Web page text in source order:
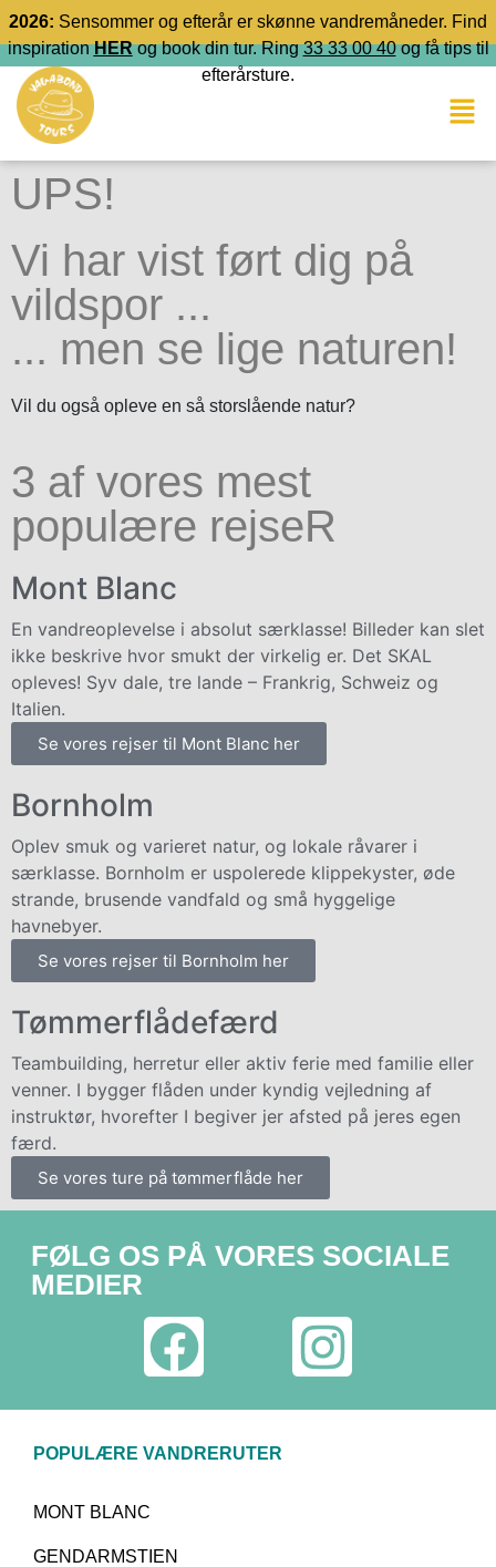
2026: Sensommer og efterår er skønne vandremåneder. Find
inspiration HERog book din tur. Ring33 33 00 40 og få tips til
efterårsture.
UPS!
Vi har vist ført dig på
vildspor ...
... men se lige naturen!
Vil du også opleve en så storslående natur?
3 af vores mest
populære rejseR
Mont Blanc
En vandreoplevelse i absolut særklasse! Billeder kan slet
ikke beskrive hvor smukt der virkelig er. Det SKAL
opleves! Syv dale, tre lande – Frankrig, Schweiz og
Italien.
Se vores rejser til Mont Blanc her
Bornholm
Oplev smuk og varieret natur, og lokale råvarer i
særklasse. Bornholm er uspolerede klippekyster, øde
strande, brusende vandfald og små hyggelige
havnebyer.
Se vores rejser til Bornholm her
Tømmerflådefærd
Teambuilding, herretur eller aktiv ferie med familie eller
venner. I bygger flåden under kyndig vejledning af
instruktør, hvorefter I begiver jer afsted på jeres egen
færd.
Se vores ture på tømmerflåde her
FØLG OS PÅ VORES SOCIALE
MEDIER
POPULÆRE VANDRERUTER
MONT BLANC
GENDARMSTIEN